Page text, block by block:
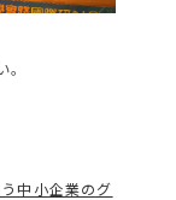
中小企業のグ